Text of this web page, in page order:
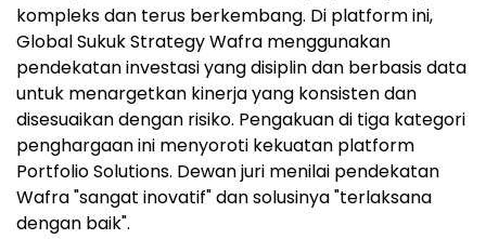
kompleks dan terus berkembang. Di platform ini,
Global Sukuk Strategy Wafra menggunakan
pendekatan investasi yang disiplin dan berbasis data
untuk menargetkan kinerja yang konsisten dan
disesuaikan dengan risiko. Pengakuan di tiga kategori
penghargaan ini menyoroti kekuatan platform
Portfolio Solutions. Dewan juri menilai pendekatan
Wafra "sangat inovatif" dan solusinya "terlaksana
dengan baik".